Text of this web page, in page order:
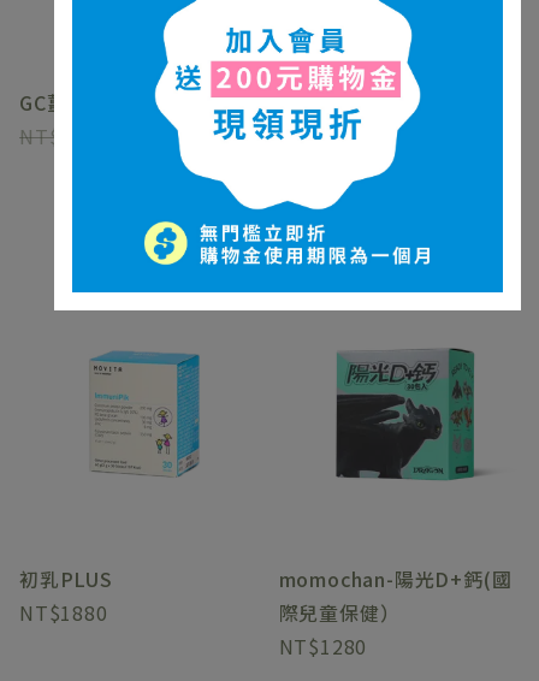
GC薑黃素果凍
980
腸相處
2080
初乳PLUS
1880
momochan-陽光D+鈣(國
際兒童保健）
1280